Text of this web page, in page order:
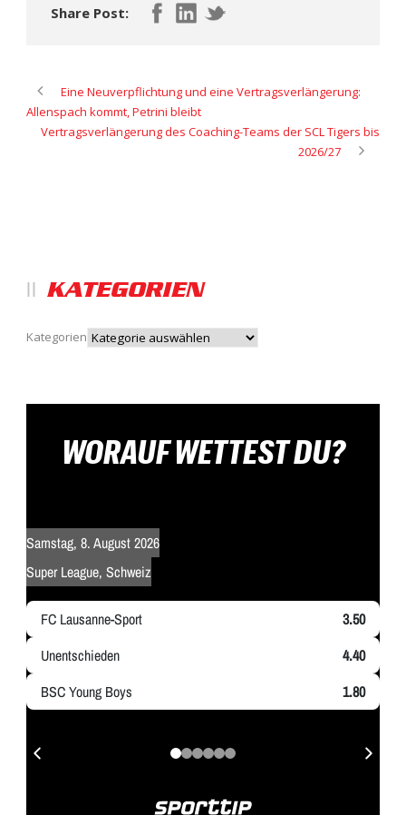
Share Post:
Eine Neuverpflichtung und eine Vertragsverlängerung:
Allenspach kommt, Petrini bleibt
Vertragsverlängerung des Coaching-Teams der SCL Tigers bis
2026/27
KATEGORIEN
Kategorien